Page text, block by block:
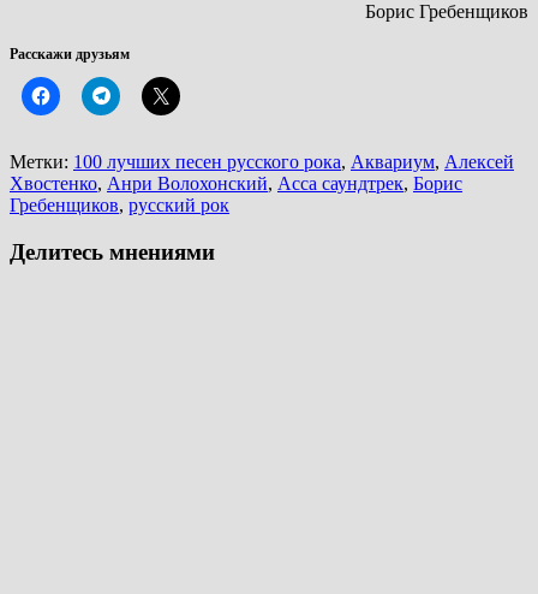
Борис Гребенщиков
Расскажи друзьям
Метки: 100 лучших песен русского рока, Аквариум, Алексей
Хвостенко, Анри Волохонский, Асса саундтрек, Борис
Гребенщиков, русский рок
Делитесь мнениями